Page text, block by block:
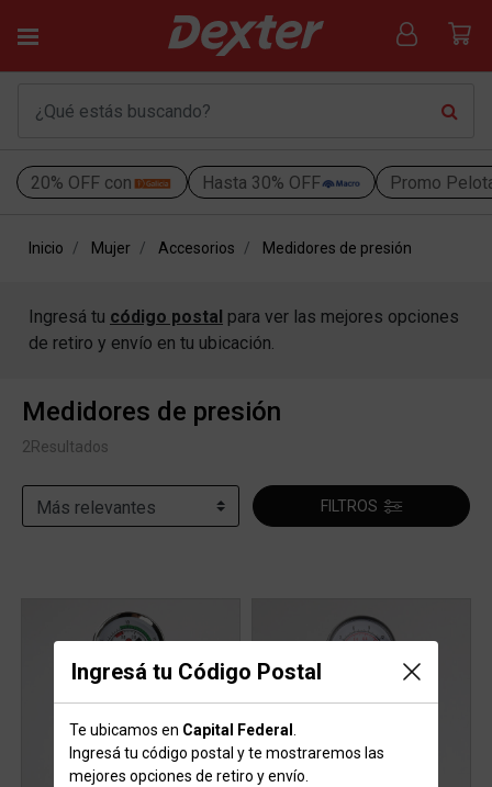
20% OFF con Hasta 30% OFF Promo
Ingresá tu Código Postal
Te ubicamos en Capital Federal
Ingresá tu código postal y te mostraremos las
mejores opciones de retiro y envío.
Inicio Mujer Accesorios Medidores de presión
Ingresá tu código postal para ver las mejores opciones
de retiro y envío en tu ubicación.
Medidores de presión
2Resultados
FILTROS